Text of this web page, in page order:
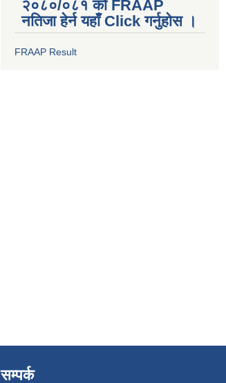
२०८०/०८१ को FRAAP
नतिजा हेर्न यहाँ Click गर्नुहोस ।
FRAAP Result
सम्पर्क